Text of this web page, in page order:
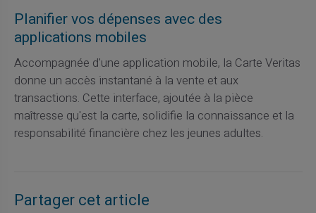
Planifier vos dépenses avec des
applications mobiles
Accompagnée d'une application mobile, la Carte Veritas
donne un accès instantané à la vente et aux
transactions. Cette interface, ajoutée à la pièce
maîtresse qu'est la carte, solidifie la connaissance et la
responsabilité financière chez les jeunes adultes.
Partager cet article